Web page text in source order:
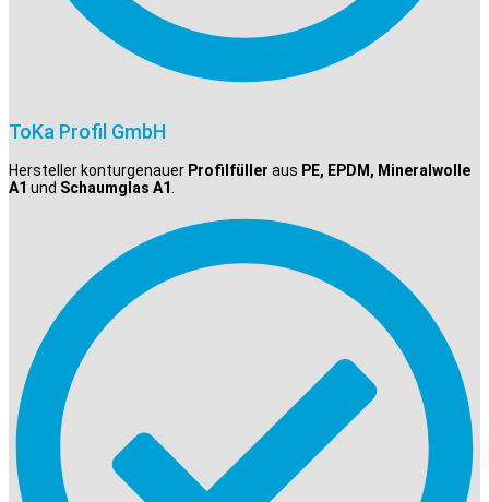
ToKa Profil GmbH
Hersteller konturgenauer Profilfüller aus PE, EPDM, Mineralwolle
A1 und Schaumglas A1.